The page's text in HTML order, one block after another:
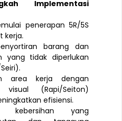
Implementasi
penerapan 5R/5S
kerja.
barang dan
yang tidak diperlukan
area kerja dengan
visual (Rapi/Seiton)
efisiensi.
kebersihan yang